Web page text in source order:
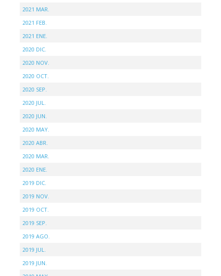
2021 MAR.
2021 FEB.
2021 ENE.
2020 DIC.
2020 NOV.
2020 OCT.
2020 SEP.
2020 JUL.
2020 JUN.
2020 MAY.
2020 ABR.
2020 MAR.
2020 ENE.
2019 DIC.
2019 NOV.
2019 OCT.
2019 SEP.
2019 AGO.
2019 JUL.
2019 JUN.